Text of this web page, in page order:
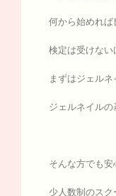
何から始めれ
検定は受けな
まずはジェルネ
ジェルネイルの
そんな方でも安
少人数制のスク